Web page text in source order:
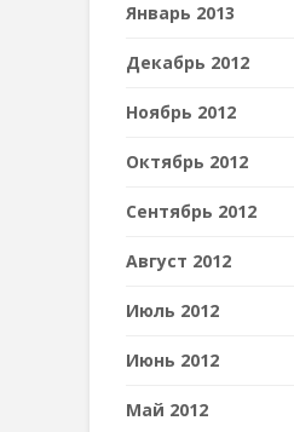
Январь 2013
Декабрь 2012
Ноябрь 2012
Октябрь 2012
Сентябрь 2012
Август 2012
Июль 2012
Июнь 2012
Май 2012